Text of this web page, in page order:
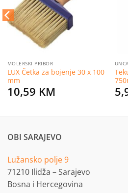
MOLERSKI PRIBOR
LUX Četka za bojenje 30 x 100
mm
10,59 KM
OBI SARAJEVO
Lužansko polje 9
71210 Ilidža – Sarajevo
Bosna i Hercegovina